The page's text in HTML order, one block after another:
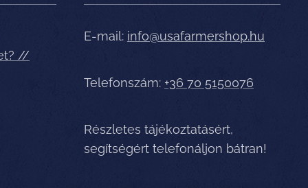
//
E-mail: info@usafarmershop.hu
Telefonszám: +36 70 5150076
Részletes tájékoztatásért,
segítségért telefonáljon bátran!